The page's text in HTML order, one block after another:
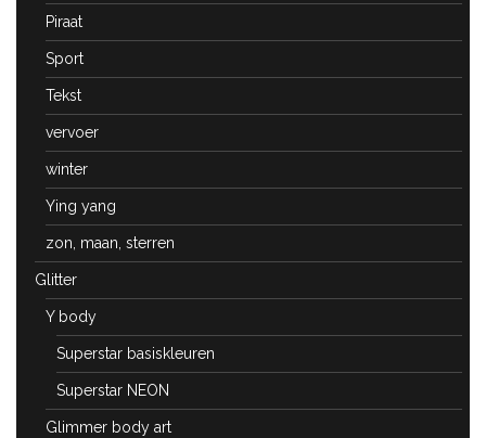
Piraat
Sport
Tekst
vervoer
winter
Ying yang
zon, maan, sterren
Glitter
Y body
Superstar basiskleuren
Superstar NEON
Glimmer body art